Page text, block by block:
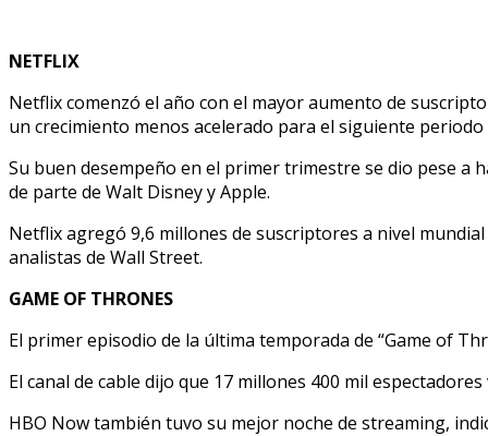
NETFLIX
Netflix comenzó el año con el mayor aumento de
un crecimiento menos acelerado para el siguiente
Su buen desempeño en el primer trimestre se dio pese a
de parte de Walt Disney y Apple.
Netflix agregó 9,6 millones de suscriptores a nivel
analistas de Wall Street.
GAME OF THRONES
El primer episodio de la última temporada de “Game of
El canal de cable dijo que 17 millones 400 mil
HBO Now también tuvo su mejor noche de streaming,